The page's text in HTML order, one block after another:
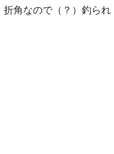
折角なので（？）釣られ